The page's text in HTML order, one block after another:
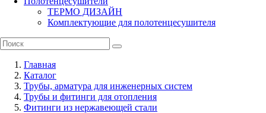
ТЕРМО ДИЗАЙН
Комплектующие для полотенцесушителя
Главная
Каталог
Трубы, арматура для инженерных систем
Трубы и фитинги для отопления
Фитинги из нержавеющей стали